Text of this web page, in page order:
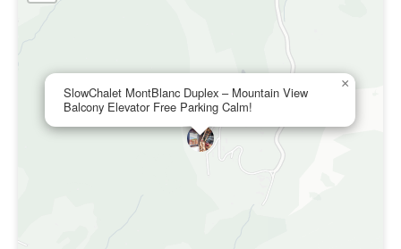
SlowChalet MontBlanc Duplex – Mountain View
Balcony Elevator Free Parking Calm!
×